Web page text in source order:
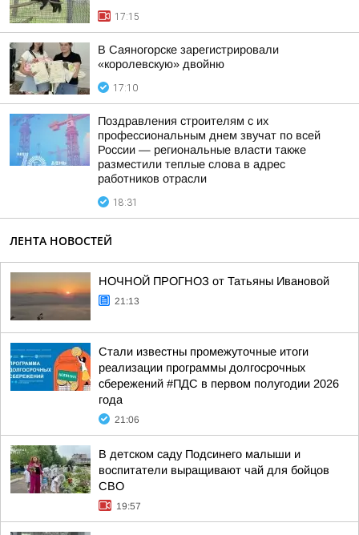
17:15
В Саяногорске зарегистрировали
«королевскую» двойню
17:10
Поздравления строителям с их
профессиональным днем звучат по всей
России — региональные власти также
разместили теплые слова в адрес
работников отрасли
18:31
ЛЕНТА НОВОСТЕЙ
НОЧНОЙ ПРОГНОЗ от Татьяны Ивановой
21:13
Стали известны промежуточные итоги
реализации программы долгосрочных
сбережений #ПДС в первом полугодии 2026
года
21:06
В детском саду Подсинего малыши и
воспитатели выращивают чай для бойцов
СВО
19:57